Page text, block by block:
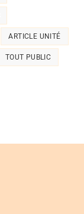
ARTICLE UNITÉ
TOUT PUBLIC